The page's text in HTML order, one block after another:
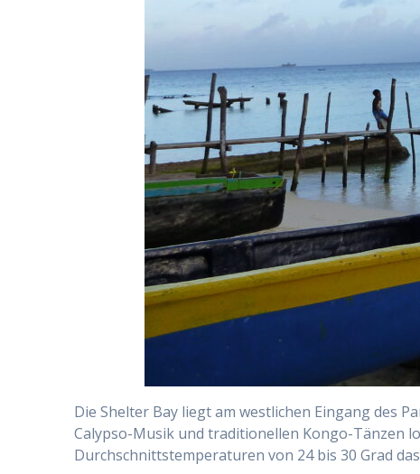
Die Shelter Bay liegt am westlichen Eingang des
Calypso-Musik und traditionellen Kongo-Tänzen
Durchschnittstemperaturen von 24 bis 30 Grad